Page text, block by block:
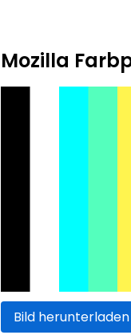
Mozilla
Bild herunterladen